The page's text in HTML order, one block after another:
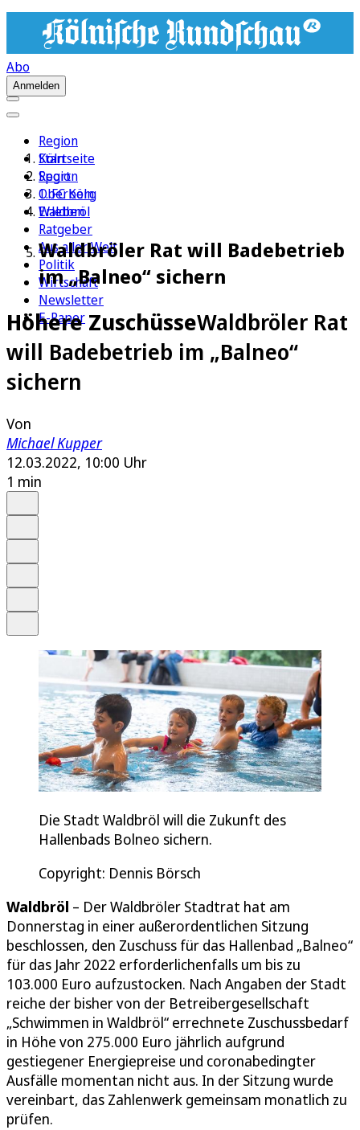
Abo
Anmelden
Region
Köln
Sport
1. FC Köln
Erleben
Ratgeber
Aus aller Welt
Politik
Wirtschaft
Newsletter
E-Paper
Startseite
Region
Oberberg
Waldbröl
Waldbröler Rat will Badebetrieb
im „Balneo“ sichern
Höhere ZuschüsseWaldbröler Rat
will Badebetrieb im „Balneo“
sichern
Von
Michael Kupper
12.03.2022, 10:00 Uhr
1 min
Die Stadt Waldbröl will die Zukunft des
Hallenbads Bolneo sichern.
Copyright: Dennis Börsch
Waldbröl – Der Waldbröler Stadtrat hat am
Donnerstag in einer außerordentlichen Sitzung
beschlossen, den Zuschuss für das Hallenbad „Balneo“
für das Jahr 2022 erforderlichenfalls um bis zu
103.000 Euro aufzustocken. Nach Angaben der Stadt
reiche der bisher von der Betreibergesellschaft
„Schwimmen in Waldbröl“ errechnete Zuschussbedarf
in Höhe von 275.000 Euro jährlich aufgrund
gestiegener Energiepreise und coronabedingter
Ausfälle momentan nicht aus. In der Sitzung wurde
vereinbart, das Zahlenwerk gemeinsam monatlich zu
prüfen.